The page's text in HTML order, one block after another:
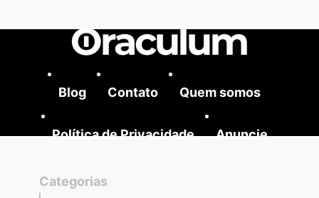
Blog Contato Quem somos
Política de Privacidade Anuncie
Categorias